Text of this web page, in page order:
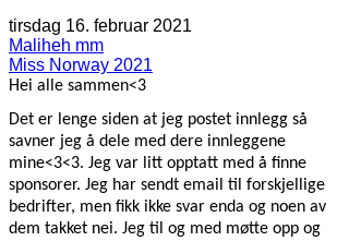
tirsdag 16. februar 2021
Maliheh mm
Miss Norway 2021
Hei alle sammen<3
Det er lenge siden at jeg postet innlegg så
savner jeg å dele med dere innleggene
mine<3<3. Jeg var litt opptatt med å finne
sponsorer. Jeg har sendt email til forskjellige
bedrifter, men fikk ikke svar enda og noen av
dem takket nei. Jeg til og med møtte opp og